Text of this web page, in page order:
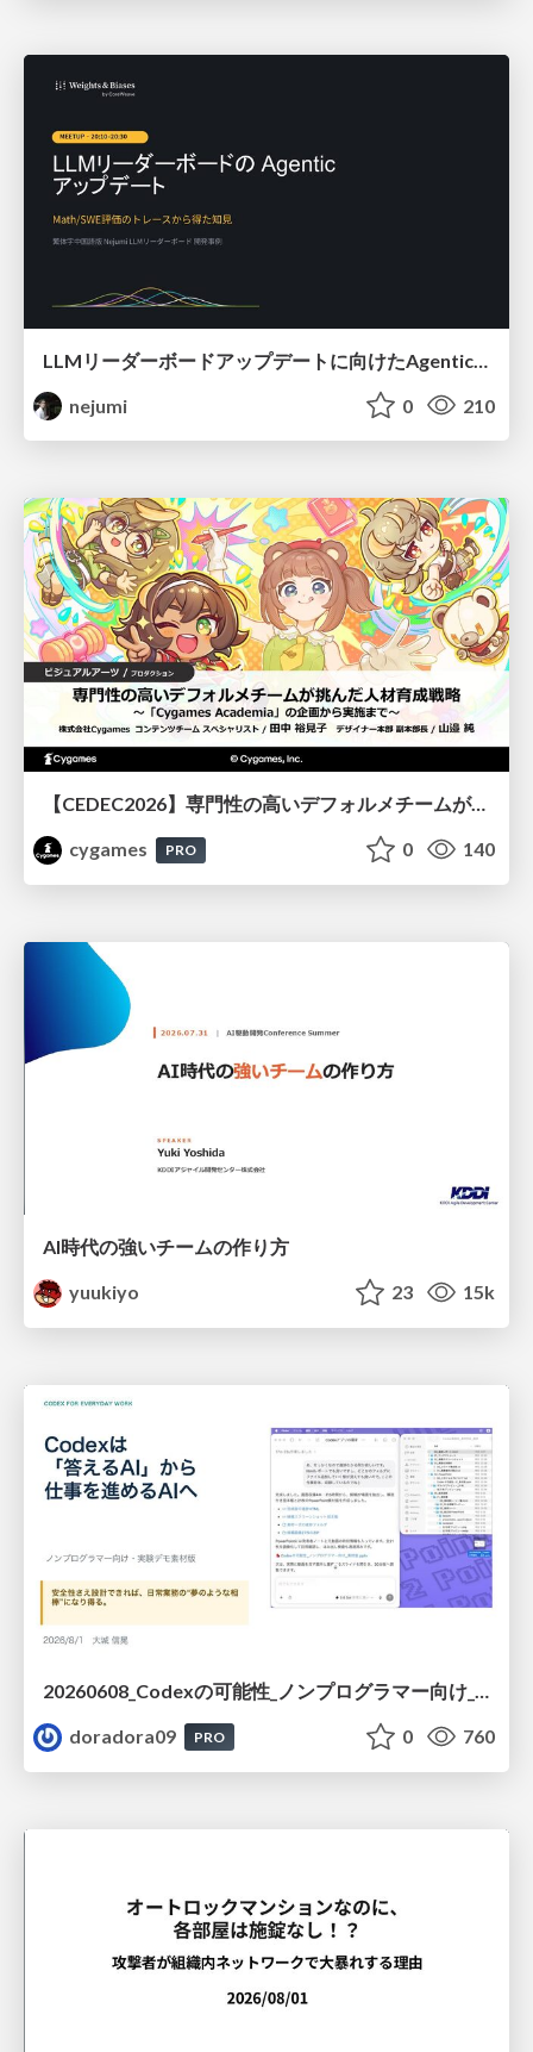
nejumi
0 210
【CEDEC2026】専門性の高いデフォルメチームが挑んだ人材育成戦略 〜Cygames Academiaの企画から実施まで〜
cygames
PRO 0 140
AI時代の強いチームの作り方
yuukiyo
23 15k
doradora09
PRO 0 760